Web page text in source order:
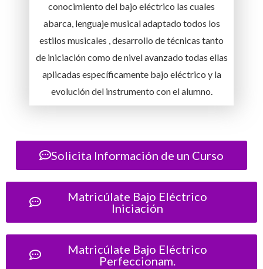
conocimiento del bajo eléctrico las cuales
abarca, lenguaje musical adaptado todos los
estilos musicales , desarrollo de técnicas tanto
de iniciación como de nivel avanzado todas ellas
aplicadas específicamente bajo eléctrico y la
evolución del instrumento con el alumno.
Solicita Información de un Curso
Matricúlate Bajo Eléctrico
Iniciación
Matricúlate Bajo Eléctrico
Perfeccionam.